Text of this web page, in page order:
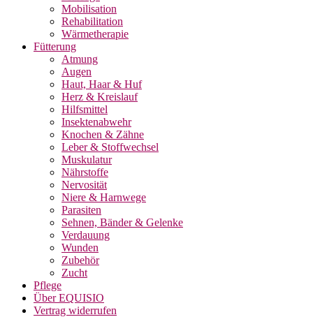
Mobilisation
Rehabilitation
Wärmetherapie
Fütterung
Atmung
Augen
Haut, Haar & Huf
Herz & Kreislauf
Hilfsmittel
Insektenabwehr
Knochen & Zähne
Leber & Stoffwechsel
Muskulatur
Nährstoffe
Nervosität
Niere & Harnwege
Parasiten
Sehnen, Bänder & Gelenke
Verdauung
Wunden
Zubehör
Zucht
Pflege
Über EQUISIO
Vertrag widerrufen